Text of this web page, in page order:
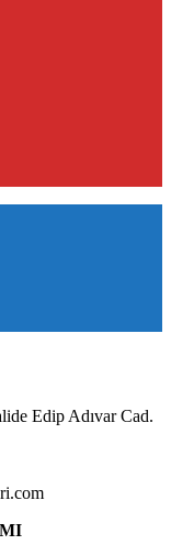
Edip Adıvar Cad.